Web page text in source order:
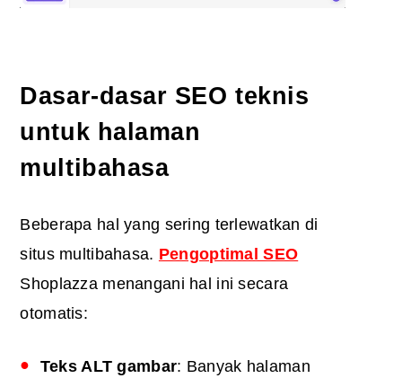
Dasar-dasar SEO teknis
untuk halaman
multibahasa
Beberapa hal yang sering terlewatkan di
situs multibahasa. Pengoptimal SEO
Shoplazza menangani hal ini secara
otomatis:
Teks ALT gambar: Banyak halaman